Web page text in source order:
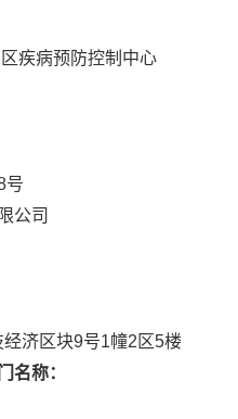
疾病预防控制中心
号
公司
济区块9号1幢2区5楼
名称：